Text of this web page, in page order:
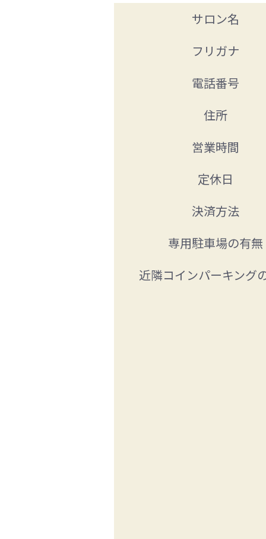
サロン名
フリガナ
電話番号
住所
営業時間
定休日
決済方法
専用駐車場の有無
近隣コインパーキング